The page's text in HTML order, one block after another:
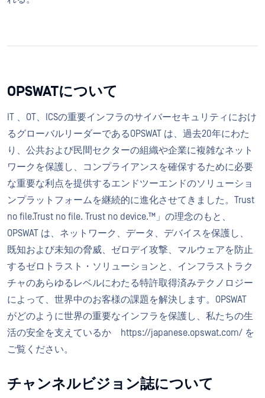
OPSWATについて
IT 、OT、ICSの重要インフラのサイバーセキュリティにおけ
るグローバルリーダーであるOPSWAT は、過去20年にわた
り、公共および民間セクターの組織や企業に複雑なネット
ワークを保護し、コンプライアンスを確保するために必要
な重要な利点を提供するエンドツーエンドのソリューショ
ンプラットフォームを継続的に進化させてきました。Trust
no file.Trust no file. Trust no device.™」の理念のもと、
OPSWAT は、ネットワーク、データ、デバイスを保護し、
既知および未知の脅威、ゼロデイ攻撃、マルウェアを防止
するゼロトラスト・ソリューションと、インフラストラク
チャのあらゆるレベルにわたる特許取得済みテクノロジー
によって、世界中のお客様の課題を解決します。OPSWAT
がどのように世界の重要なインフラを保護し、私たちの生
活の安全を支えているか
https://japanese.opswat.com/ を
ご覧ください。
チャンネルビジョン誌について